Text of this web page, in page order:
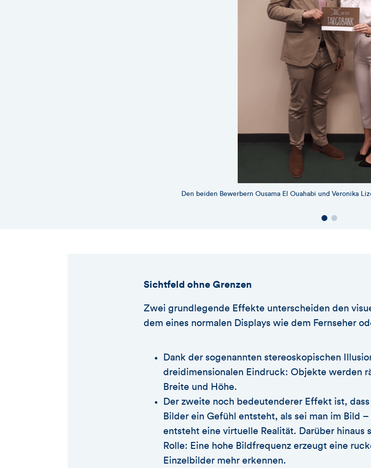
Den beiden Bewerbern Ousama El Ouahabi und Veronika
Sichtfeld ohne Grenzen
Zwei grundlegende Effekte unterscheiden den
dem eines normalen Displays wie dem Fernseher
Dank der sogenannten stereoskopischen
dreidimensionalen Eindruck: Objekte werden
Breite und Höhe.
Der zweite noch bedeutenderer Effekt ist,
Bilder ein Gefühl entsteht, als sei man im Bild
entsteht eine virtuelle Realität. Darüber hinaus
Rolle: Eine hohe Bildfrequenz erzeugt eine
Einzelbilder mehr erkennen.